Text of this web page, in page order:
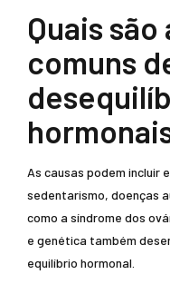
Quais são
comuns
As causas podem incluir
sedentarismo, doenças
como a síndrome dos
e genética também
equilíbrio hormonal.